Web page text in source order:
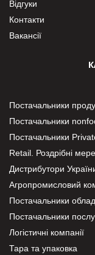
Відгуки
Контакти
Вакансії
Постачальники
Постачальники
Постачальники
Retail. Роздрібні
Дистрибутори
Агропромисловий
Постачальники
Постачальники
Логістичні компанії
Тара та упаковка